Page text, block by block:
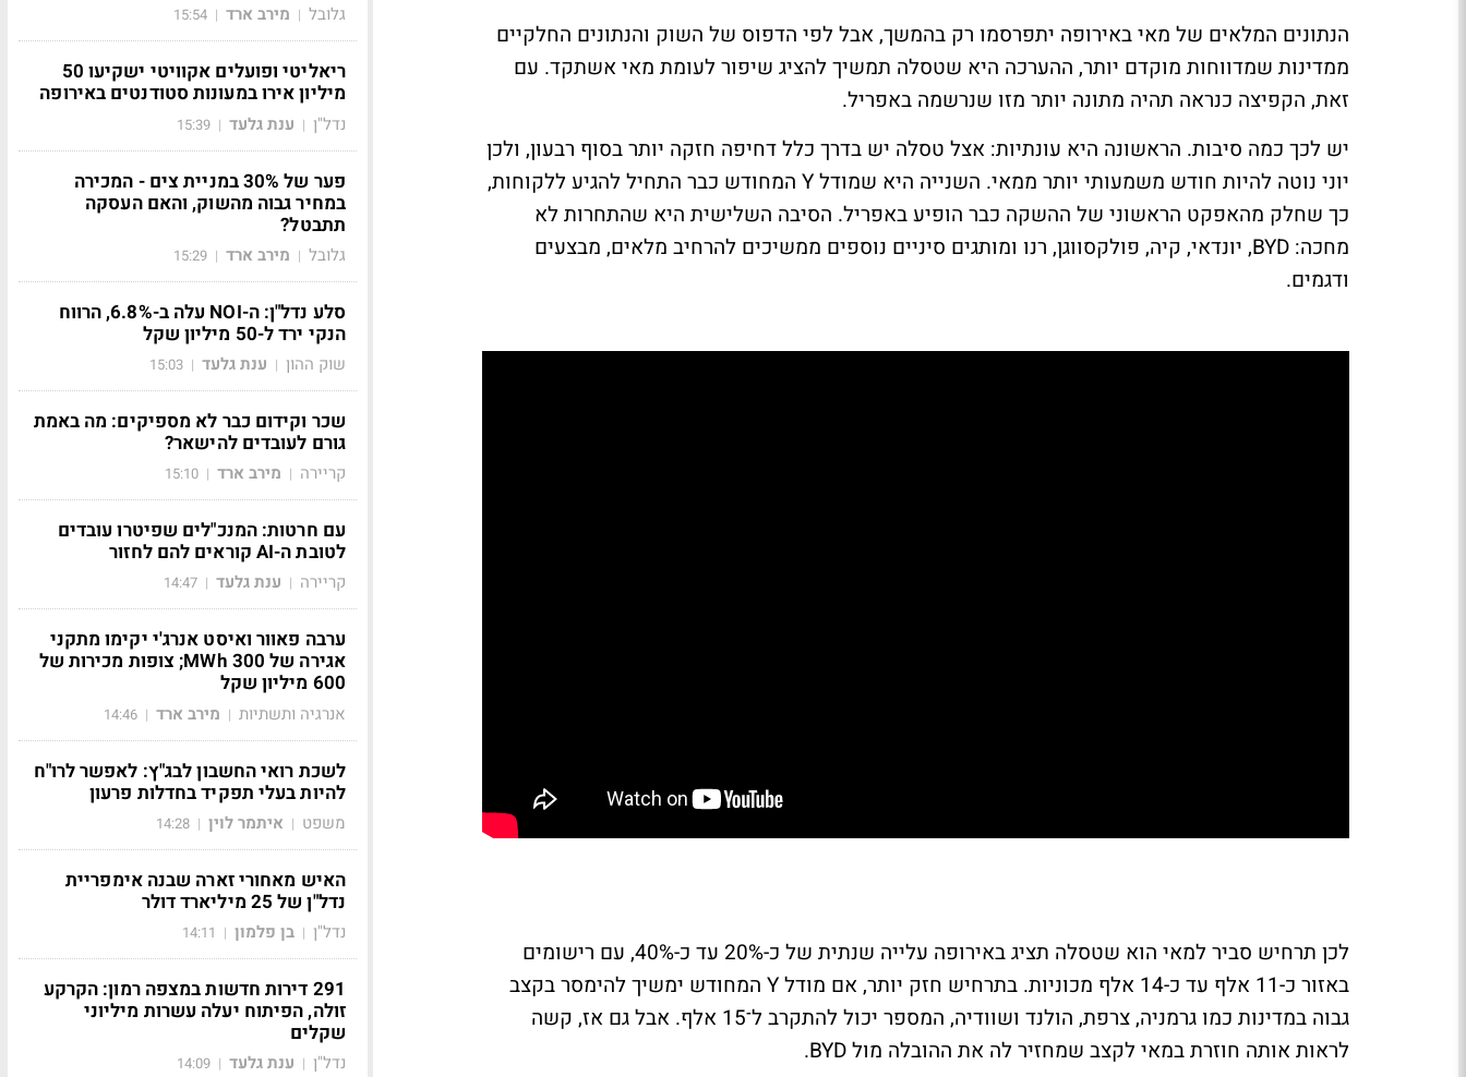
הנתונים המלאים של מאי באירופה יתפרסמו רק בהמשך, אבל לפי הדפוס של השוק והנתונים החלקיים
ממדינות שמדווחות מוקדם יותר, ההערכה היא שטסלה תמשיך להציג שיפור לעומת מאי אשתקד. עם
זאת, הקפיצה כנראה תהיה מתונה יותר מזו שנרשמה באפריל.
יש לכך כמה סיבות. הראשונה היא עונתיות: אצל טסלה יש בדרך כלל דחיפה חזקה יותר בסוף רבעון, ולכן
יוני נוטה להיות חודש משמעותי יותר ממאי. השנייה היא שמודל Y המחודש כבר התחיל להגיע ללקוחות,
כך שחלק מהאפקט הראשוני של ההשקה כבר הופיע באפריל. הסיבה השלישית היא שהתחרות לא
מחכה: BYD, יונדאי, קיה, פולקסווגן, רנו ומותגים סיניים נוספים ממשיכים להרחיב מלאים, מבצעים
ודגמים.
לכן תרחיש סביר למאי הוא שטסלה תציג באירופה עלייה שנתית של כ-20% עד כ-40%, עם רישומים
באזור כ-11 אלף עד כ-14 אלף מכוניות. בתרחיש חזק יותר, אם מודל Y המחודש ימשיך להימסר בקצב
גבוה במדינות כמו גרמניה, צרפת, הולנד ושוודיה, המספר יכול להתקרב ל־15 אלף. אבל גם אז, קשה
לראות אותה חוזרת במאי לקצב שמחזיר לה את ההובלה מול BYD.
גלובל | מירב ארד |
15:54
ריאליטי ופועלים אקוויטי ישקיעו 50
מיליון אירו במעונות סטודנטים באירופה
נדל"ן | ענת גלעד |
15:39
פער של 30% במניית צים - המכירה
במחיר גבוה מהשוק, והאם העסקה
תתבטל?
גלובל | מירב ארד |
15:29
סלע נדל"ן: ה-NOI עלה ב-6.8%, הרווח
הנקי ירד ל-50 מיליון שקל
שוק ההון | ענת גלעד |
15:03
שכר וקידום כבר לא מספיקים: מה באמת
גורם לעובדים להישאר?
קריירה | מירב ארד |
15:10
עם חרטות: המנכ"לים שפיטרו עובדים
לטובת ה-AI קוראים להם לחזור
קריירה | ענת גלעד |
14:47
ערבה פאוור ואיסט אנרג'י יקימו מתקני
אגירה של 300 MWh; צופות מכירות של
600 מיליון שקל
אנרגיה ותשתיות | מירב ארד |
14:46
לשכת רואי החשבון לבג"ץ: לאפשר לרו"ח
להיות בעלי תפקיד בחדלות פרעון
משפט | איתמר לוין |
14:28
האיש מאחורי זארה שבנה אימפריית
נדל"ן של 25 מיליארד דולר
נדל"ן | בן פלמון |
14:11
291 דירות חדשות במצפה רמון: הקרקע
זולה, הפיתוח יעלה עשרות מיליוני
שקלים
נדל"ן | ענת גלעד |
14:09